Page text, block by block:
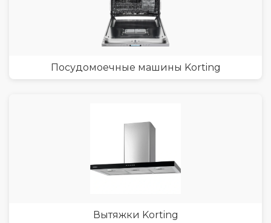
Посудомоечные машины Korting
Вытяжки Korting